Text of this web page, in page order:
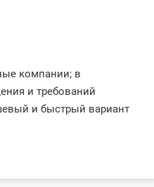
компании; в
и требований
и быстрый вариант